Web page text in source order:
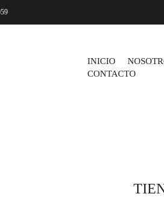
INICIO
CONTACTO